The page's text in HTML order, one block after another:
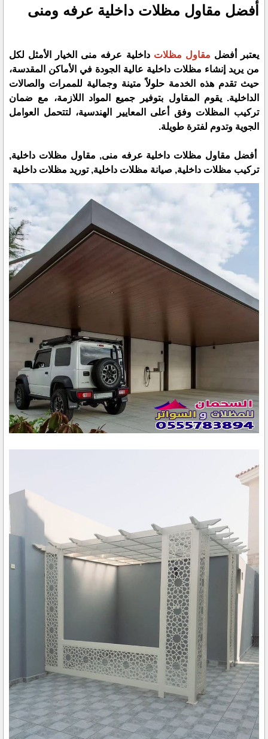
أفضل مقاول مظلات داخلية عرفه ومنى
يعتبر أفضل مقاول مظلات داخلية عرفه منى الخيار الأمثل لكل
من يريد إنشاء مظلات داخلية عالية الجودة في الأماكن المقدسة،
حيث تقدم هذه الخدمة حلولاً متينة وجمالية للممرات والصالات
الداخلية. يقوم المقاول بتوفير جميع المواد اللازمة، مع ضمان
تركيب المظلات وفق أعلى المعايير الهندسية، لتتحمل العوامل
الجوية وتدوم لفترة طويلة.
أفضل مقاول مظلات داخلية عرفه منى, مقاول مظلات داخلية,
تركيب مظلات داخلية, صيانة مظلات داخلية, توريد مظلات داخلية